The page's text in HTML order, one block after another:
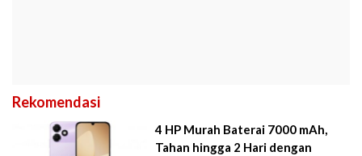
Rekomendasi
4 HP Murah Baterai 7000 mAh,
Tahan hingga 2 Hari dengan